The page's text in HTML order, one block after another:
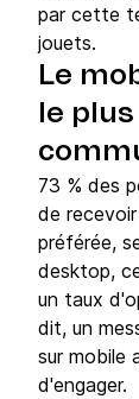
par cette
jouets.
Le
le
73 % des
de
préférée,
desktop,
un taux
dit, un
sur mobile
d'engager.